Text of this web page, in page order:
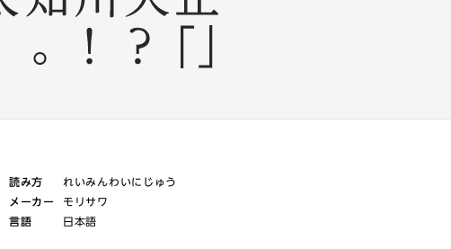
読み方
れいみんわいにじゅう
メーカー
モリサワ
言語
日本語